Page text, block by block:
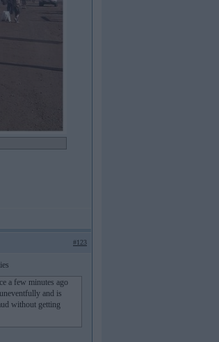
#123
a few minutes ago
and is
without getting